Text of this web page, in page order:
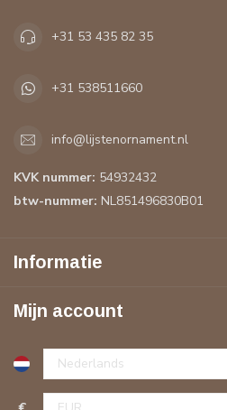
+31 53 435 82 35
+31 538511660
info@lijstenornament.nl
KVK nummer: 54932432
btw-nummer: NL851496830B01
Informatie
Mijn account